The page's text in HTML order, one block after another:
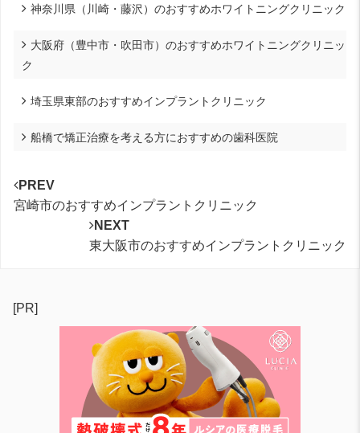
神奈川県（川崎・藤沢）のおすすめホワイトニングクリニック
大阪府（豊中市・吹田市）のおすすめホワイトニングクリニッ
ク
埼玉県東部のおすすめインプラントクリニック
船橋で矯正治療を考える方におすすめの歯科医院
PREV
宮崎市のおすすめインプラントクリニック
NEXT
東大阪市のおすすめインプラントクリニック
[PR]